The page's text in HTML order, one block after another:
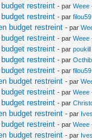
restreint - parWeee
restreint - parfilou59
budget restreint - par
restreint - parWeee
restreint - parpoukill
restreint - parOcthib
restreint - parfilou59
budget restreint - par
restreint - parWeee
restreint - par
budget restreint - par Ives
restreint - parWeee
budget restreint - par Ives